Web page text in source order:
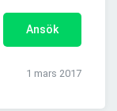
Ansök
1 mars 2017